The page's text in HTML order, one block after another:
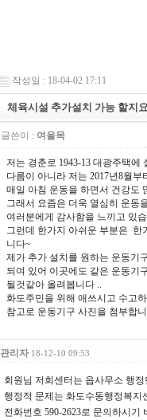
작성일 : 18-04-02 17:11
체육시설 추가설치 가능 할지
글쓴이 : 여울목
저는 경춘로 1943-13 대광주택에
다름이 아니라 저는 2017년8월
매일 아침 운동을 하면서 건강도
그래서 요즘은 더욱 열심히 운동
여러분에게 감사함을 느끼고 있
그런데 한가지 아쉬운 부분은 한
니다~
제가 추가 설치를 원하는 운동기
되여 있어 이곳에도 같은 운동기
될것같아 올려봅니다 ..
화도주민을 위해 애쓰시고 수고
참고로 운동기구 사진을 첨부합
관리자 18-12-10 09:53
회원님 저희센터는 읍사무소 행
행정적 문제는 화도수동행정복지
전화번호 590-2623로 문의하시기